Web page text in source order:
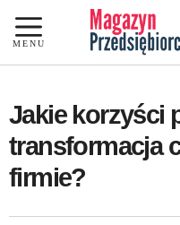
Przejdź
do
treści
MENU
Jakie korzyści
transformacja
firmie?